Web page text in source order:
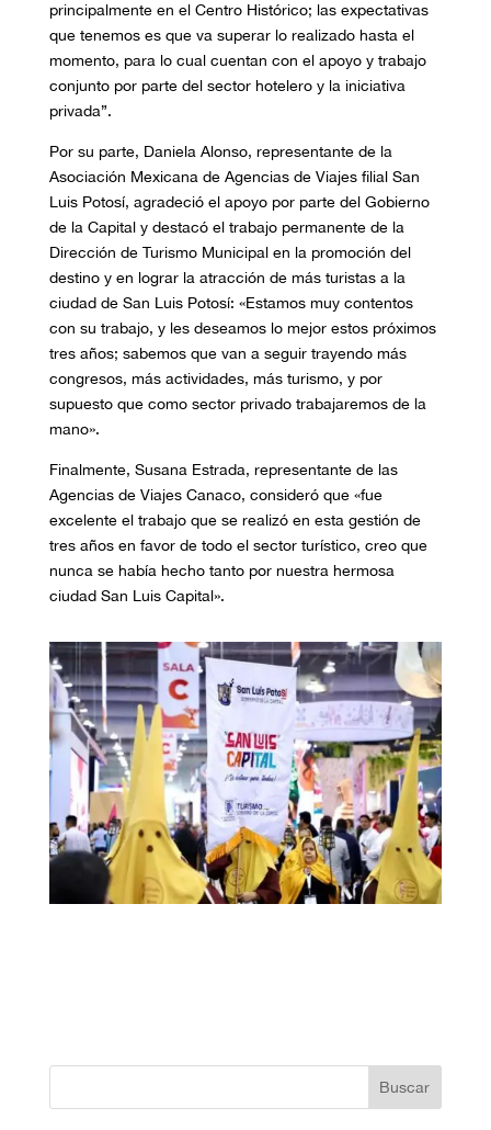
principalmente en el Centro Histórico; las expectativas
que tenemos es que va superar lo realizado hasta el
momento, para lo cual cuentan con el apoyo y trabajo
conjunto por parte del sector hotelero y la iniciativa
privada”.
Por su parte, Daniela Alonso, representante de la
Asociación Mexicana de Agencias de Viajes filial San
Luis Potosí, agradeció el apoyo por parte del Gobierno
de la Capital y destacó el trabajo permanente de la
Dirección de Turismo Municipal en la promoción del
destino y en lograr la atracción de más turistas a la
ciudad de San Luis Potosí: «Estamos muy contentos
con su trabajo, y les deseamos lo mejor estos próximos
tres años; sabemos que van a seguir trayendo más
congresos, más actividades, más turismo, y por
supuesto que como sector privado trabajaremos de la
mano».
Finalmente, Susana Estrada, representante de las
Agencias de Viajes Canaco, consideró que «fue
excelente el trabajo que se realizó en esta gestión de
tres años en favor de todo el sector turístico, creo que
nunca se había hecho tanto por nuestra hermosa
ciudad San Luis Capital».
Buscar